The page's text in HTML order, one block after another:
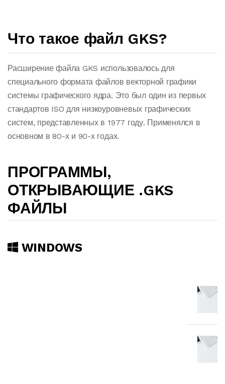
Что такое файл GKS?
Расширение файла GKS использовалось для
специального формата файлов векторной графики
системы графического ядра. Это был один из первых
стандартов ISO для низкоуровневых графических
систем, представленных в 1977 году. Применялся в
основном в 80-х и 90-х годах.
ПРОГРАММЫ,
ОТКРЫВАЮЩИЕ .GKS
ФАЙЛЫ
WINDOWS